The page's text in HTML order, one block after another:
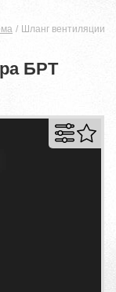
Шланг вентиляции
БРТ